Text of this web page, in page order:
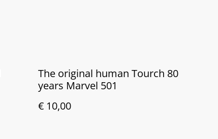
The original human Tourch 80
years Marvel 501
€ 10,00